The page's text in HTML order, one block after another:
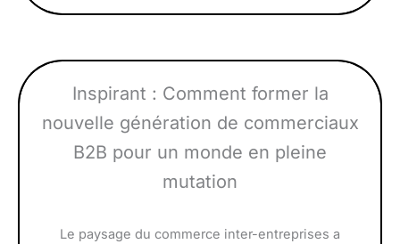
Inspirant : Comment former la
nouvelle génération de commerciaux
B2B pour un monde en pleine
mutation
Le paysage du commerce inter-entreprises a